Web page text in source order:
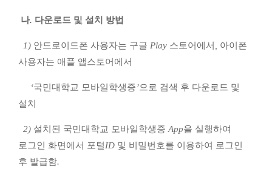
나. 다운로드 및 설치 방법
1) 안드로이드폰 사용자는 구글 Play 스토어에서
아이폰
사용자는 애플 앱스토어에서
‘국민대학교 모바일학생증’으로 검색 후 다운로드 및
설치
2) 설치된 국민대학교 모바일학생증 App을 실행하여
로그인 화면에서 포털ID 및 비밀번호를 이용하여 로그인
후 발급함.